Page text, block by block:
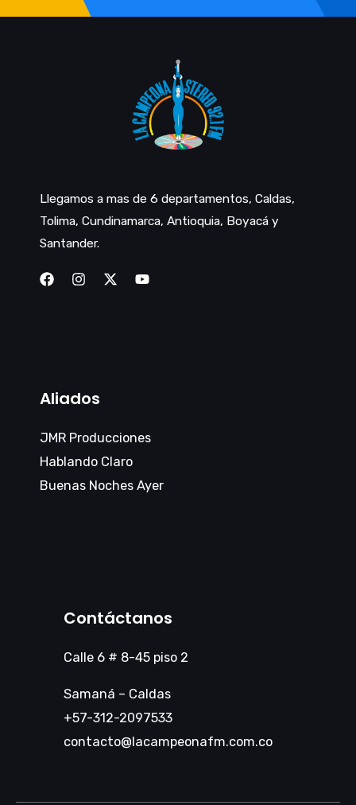
Llegamos a mas de 6 departamentos, Caldas,
Tolima, Cundinamarca, Antioquia, Boyacá y
Santander.
Aliados
JMR Producciones
Hablando Claro
Buenas Noches Ayer
Contáctanos
Calle 6 # 8-45 piso 2
Samaná – Caldas
+57-312-2097533
contacto@lacampeonafm.com.co